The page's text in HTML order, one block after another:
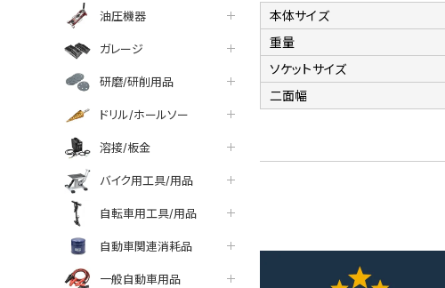
油圧機器
ガレージ
研磨/研削用品
ドリル/ホールソー
溶接/板金
バイク用工具/用品
自転車用工具/用品
自動車関連消耗品
一般自動車用品
本体サイズ
重量
ソケットサイズ
二面幅